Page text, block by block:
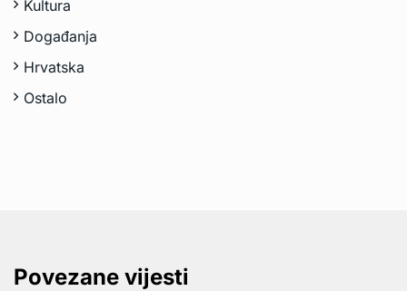
Kultura
Događanja
Hrvatska
Ostalo
Povezane vijesti